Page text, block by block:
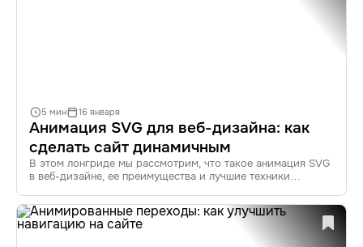
Анимация SVG для веб-дизайна: как
сделать сайт динамичным
В этом лонгриде мы рассмотрим, что такое анимация SVG
в веб-дизайне, ее преимущества и лучшие техники
инструменты использовать и как оптимизировать
анимацию для повышения производительности.
Погрузитесь в мир динамичной графики!
5 мин 16 января